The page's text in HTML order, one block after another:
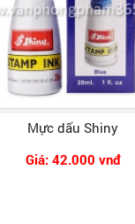
Mực dấu Shiny
Giá: 42.000 vnđ